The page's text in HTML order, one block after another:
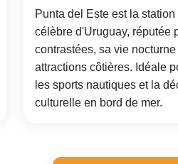
Punta del Este est la
célèbre d'Uruguay, réputée
contrastées, sa vie
attractions côtières. Idéale
les sports nautiques et la
culturelle en bord de mer.